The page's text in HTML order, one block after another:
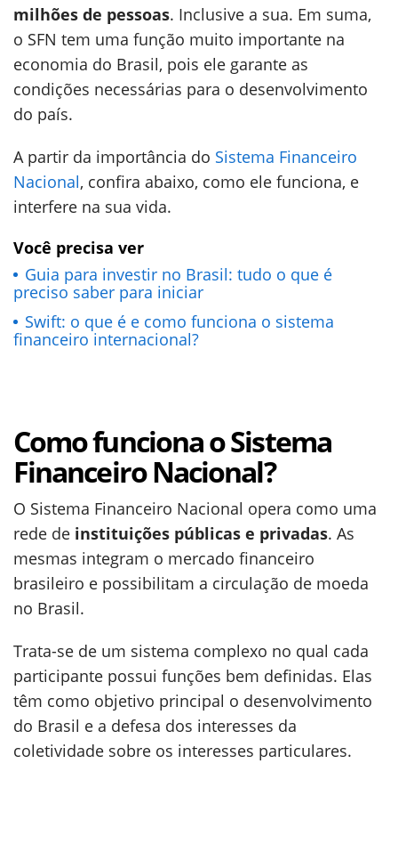
milhões de pessoas. Inclusive a sua. Em suma,
o SFN tem uma função muito importante na
economia do Brasil, pois ele garante as
condições necessárias para o desenvolvimento
do país.
A partir da importância do Sistema Financeiro
Nacional, confira abaixo, como ele funciona, e
interfere na sua vida.
Você precisa ver
Guia para investir no Brasil: tudo o que é
preciso saber para iniciar
Swift: o que é e como funciona o sistema
financeiro internacional?
Como funciona o Sistema
Financeiro Nacional?
O Sistema Financeiro Nacional opera como uma
rede de instituições públicas e privadas. As
mesmas integram o mercado financeiro
brasileiro e possibilitam a circulação de moeda
no Brasil.
Trata-se de um sistema complexo no qual cada
participante possui funções bem definidas. Elas
têm como objetivo principal o desenvolvimento
do Brasil e a defesa dos interesses da
coletividade sobre os interesses particulares.